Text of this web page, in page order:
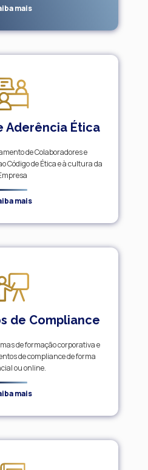
mais
Aderência Ética
de Colaboradores e
Código de Ética e à cultura da
mais
de Compliance
de formação corporativa e
de compliance de forma
ou online.
mais